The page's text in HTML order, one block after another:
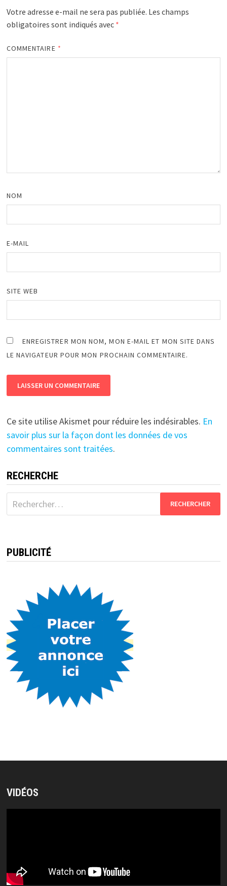
Votre adresse e-mail ne sera pas publiée. Les champs
obligatoires sont indiqués avec *
COMMENTAIRE *
NOM
E-MAIL
SITE WEB
ENREGISTRER MON NOM, MON E-MAIL ET MON SITE DANS
LE NAVIGATEUR POUR MON PROCHAIN COMMENTAIRE.
Ce site utilise Akismet pour réduire les indésirables. En
savoir plus sur la façon dont les données de vos
commentaires sont traitées.
RECHERCHE
Rechercher :
PUBLICITÉ
VIDÉOS